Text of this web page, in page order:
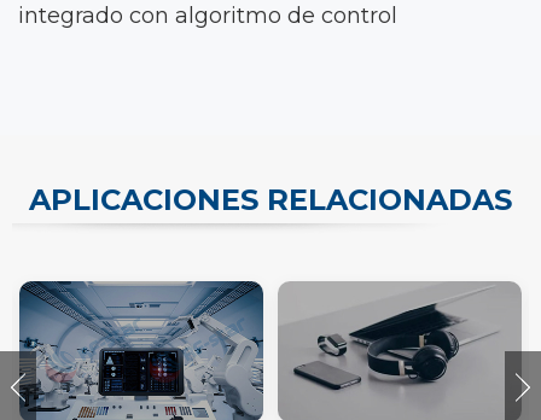
integrado con algoritmo de control
APLICACIONES RELACIONADAS